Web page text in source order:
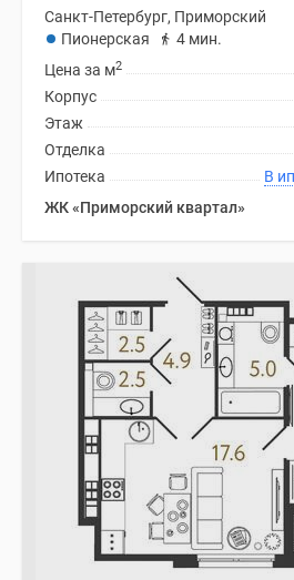
Санкт-Петербург, Приморский
Пионерская
4 мин.
Цена за м2
Корпус
Этаж
Отделка
Ипотека
ЖК «Приморский квартал»